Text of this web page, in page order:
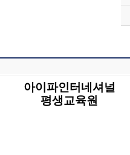
아이파인터네셔널
평생교육원